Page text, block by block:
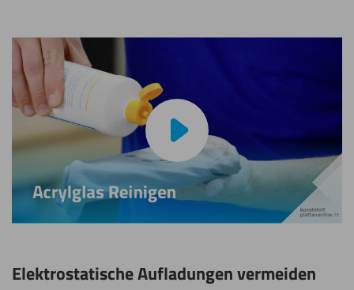
Video abspielen
Elektrostatische Aufladungen vermeiden